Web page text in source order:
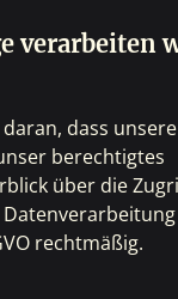
verarbeiten
dass unsere
berechtigtes
über die
rechtmäßig.